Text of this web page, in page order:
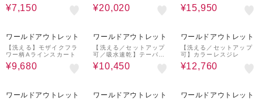
¥7,150 ¥20,020 ¥15,950
ワールドアウトレット
【洗える】モザイクフラ
ワー柄Aラインスカート
¥9,680
ワールドアウトレット
【洗える／セットアップ
可／吸水速乾】テーパー
ドパンツ
¥10,450
ワールドアウトレット
【洗える／セットアップ
可】カラーレスジレ
¥12,760
ワールドアウトレット ワールドアウトレット ワールドアウトレット